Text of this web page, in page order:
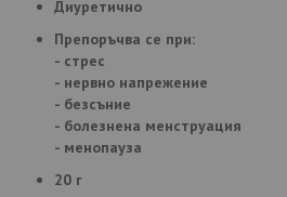
Диуретично
Препоръчва се при:
- стрес
- нервно напрежение
- безсъние
- болезнена менструация
- менопауза
20 г